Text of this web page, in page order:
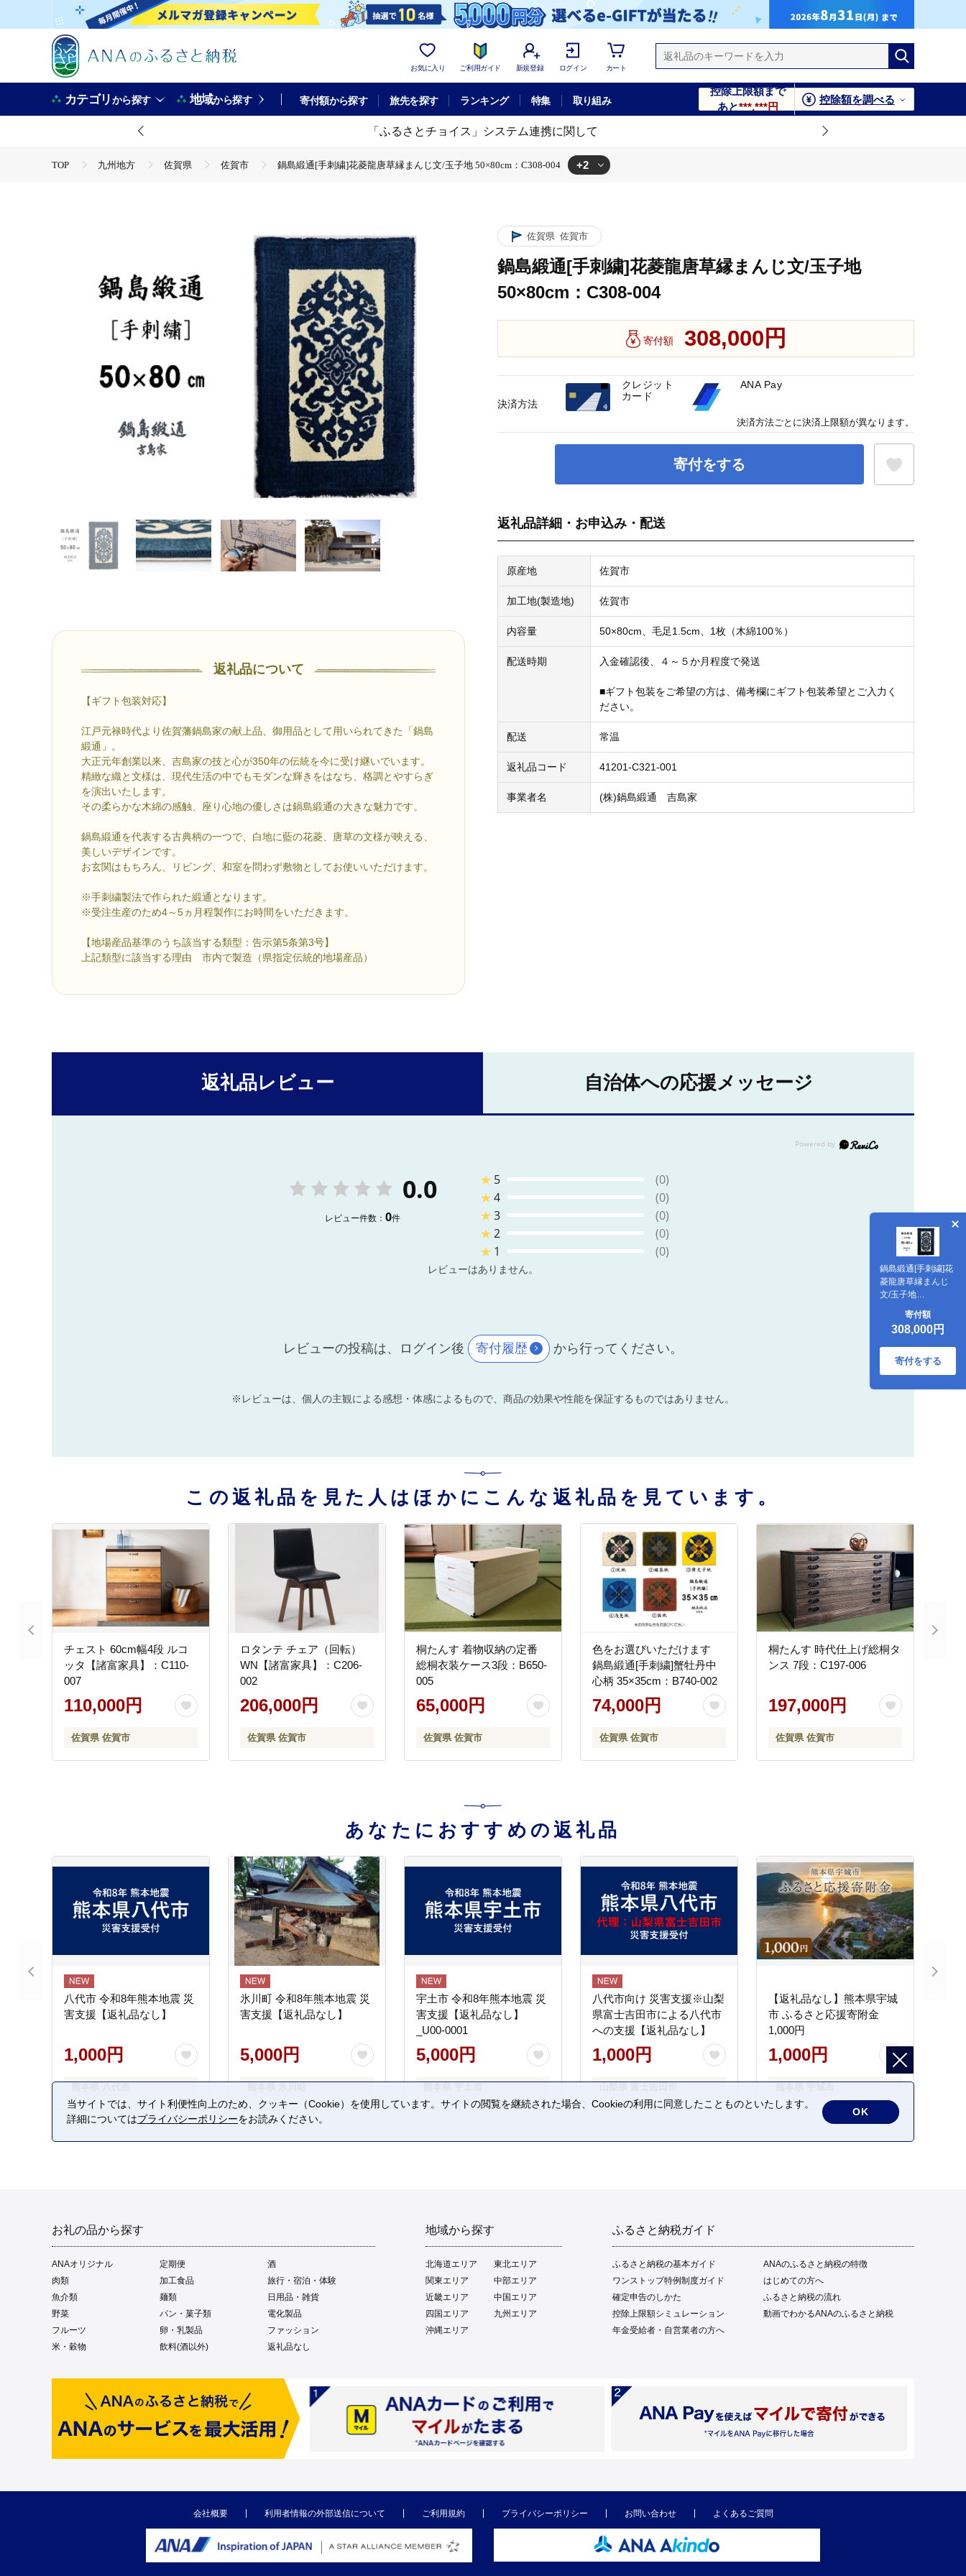
お気に入り ご利用ガイド 新規登録 ログイン カート
カテゴリから探す 地域から探す 寄付額から探す 旅先を探す ランキング 特集 取り組み
控除上限額まで
あと***,***円
控除額を調べる
「ふるさとチョイス」システム連携に関して
TOP 九州地方 佐賀県 佐賀市 鍋島緞通[手刺繍]花菱龍唐草縁まんじ文/玉子地 50×80cm：C308-004 +2
返礼品について
【ギフト包装対応】
江戸元禄時代より佐賀藩鍋島家の献上品、御用品として用いられてきた「鍋島
緞通」。
大正元年創業以来、吉島家の技と心が350年の伝統を今に受け継いでいます。
精緻な織と文様は、現代生活の中でもモダンな輝きをはなち、格調とやすらぎ
を演出いたします。
その柔らかな木綿の感触、座り心地の優しさは鍋島緞通の大きな魅力です。
鍋島緞通を代表する古典柄の一つで、白地に藍の花菱、唐草の文様が映える、
美しいデザインです。
お玄関はもちろん、リビング、和室を問わず敷物としてお使いいただけます。
※手刺繍製法で作られた緞通となります。
※受注生産のため4～5ヵ月程製作にお時間をいただきます。
【地場産品基準のうち該当する類型：告示第5条第3号】
上記類型に該当する理由 市内で製造（県指定伝統的地場産品）
佐賀県 佐賀市
鍋島緞通[手刺繍]花菱龍唐草縁まんじ文/玉子地
50×80cm：C308-004
寄付額 308,000円
寄付をする
鍋島緞通[手刺繍]花
菱龍唐草縁まんじ
文/玉子地
50×80cm：C308-
寄付額
308,000円
寄付をする
返礼品詳細・お申込み・配送
原産地 佐賀市
加工地(製造地) 佐賀市
内容量 50×80cm、毛足1.5cm、1枚（木綿100％）
配送時期 入金確認後、４～５か月程度で発送
■ギフト包装をご希望の方は、備考欄にギフト包装希望とご入力く
ださい。
配送 常温
返礼品コード 41201-C321-001
事業者名 (株)鍋島緞通 吉島家
決済方法
クレジット
カード
ANA Pay
決済方法ごとに決済上限額が異なります。
返礼品レビュー 自治体への応援メッセージ
0.0
レビュー件数： 0件
★ 5
(0)
★4
(0)
★3
(0)
★2
(0)
★ 1 (0)
レビューはありません。
レビューの投稿は、ログイン後 寄付履歴 から行ってください。
※レビューは、個人の主観による感想・体感によるもので、商品の効果や性能を保証するものではありません。
この返礼品を見た人はほかにこんな返礼品を見ています。
チェスト 60cm幅4段 ルコ
ッタ【諸富家具】：C110-
007
110,000円
佐賀県 佐賀市
ロタンテ チェア（回転）
WN【諸富家具】：C206-
002
206,000円
佐賀県 佐賀市
桐たんす 着物収納の定番
総桐衣装ケース3段：B650-
005
65,000円
佐賀県 佐賀市
色をお選びいただけます
鍋島緞通[手刺繍]蟹牡丹中
心柄 35×35cm：B740-002
74,000円
佐賀県 佐賀市
桐たんす 時代仕上げ総桐タ
ンス 7段：C197-006
197,000円
佐賀県 佐賀市
あなたにおすすめの返礼品
八代市 令和8年熊本地震 災
害支援【返礼品なし】
1,000円
氷川町 令和8年熊本地震 災
害支援【返礼品なし】
5,000円
宇土市 令和8年熊本地震 災
害支援【返礼品なし】
_U00-0001
5,000円
八代市向け 災害支援※山梨
県富士吉田市による八代市
への支援【返礼品なし】
1,000円
【返礼品なし】熊本県宇城
市 ふるさと応援寄附金
1,000円
1,000円
お礼の品から探す
ANAオリジナル 定期便
酒
肉類
加工食品
旅行・宿泊・体験
魚介類
麺類
日用品・雑貨
野菜
パン・菓子類
電化製品
フルーツ
卵・乳製品
ファッション
米・穀物
飲料(酒以外) 返礼品なし
地域から探す
北海道エリア
東北エリア
関東エリア
中部エリア
近畿エリア
中国エリア
四国エリア
九州エリア
沖縄エリア
ふるさと納税ガイド
ふるさと納税の基本ガイド
ANAのふるさと納税の特徴
ワンストップ特例制度ガイド
はじめての方へ
確定申告のしかた
ふるさと納税の流れ
控除上限額シミュレーション
動画でわかるANAのふるさと納税
年金受給者・自営業者の方へ
会社概要 利用者情報の外部送信について ご利用規約 プライバシーポリシー お問い合わせ よくあるご質問
当サイトでは、サイト利便性向上のため、クッキー（Cookie）を使用しています。サイトの閲覧を継続された場合、Cookieの利用に同意したことものといたします。
詳細についてはプライバシーポリシーをお読みください。
OK